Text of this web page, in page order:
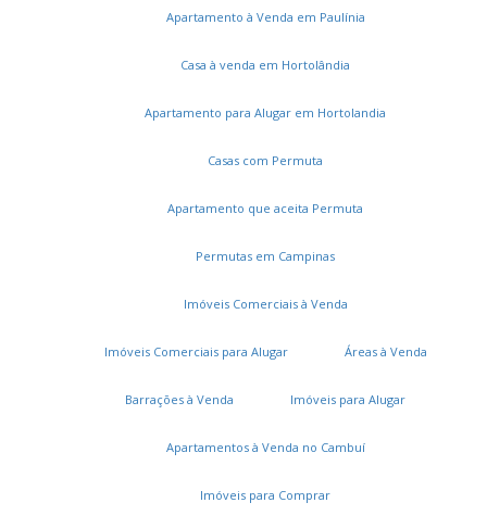
Apartamento à Venda em Paulínia
Casa à venda em Hortolândia
Apartamento para Alugar em Hortolandia
Casas com Permuta
Apartamento que aceita Permuta
Permutas em Campinas
Imóveis Comerciais à Venda
Imóveis Comerciais para Alugar Áreas à Venda
Barrações à Venda Imóveis para Alugar
Apartamentos à Venda no Cambuí
Imóveis para Comprar
Serviços
Cadastros e Propostas